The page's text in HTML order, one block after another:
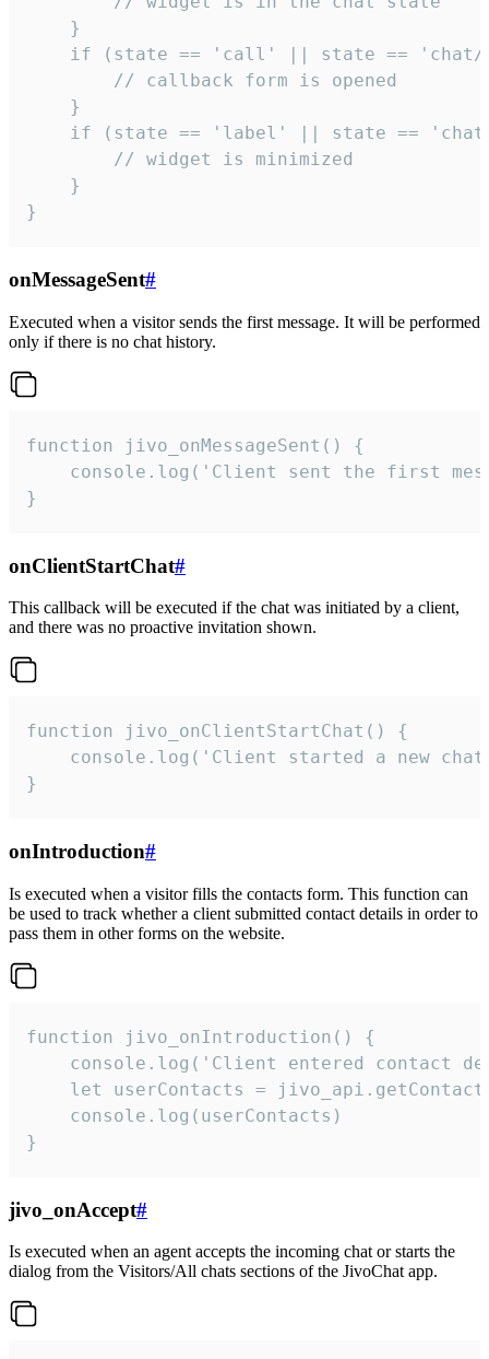
    }
if (state == 'call' || state ==
        // callback form is opened
    }
if (state == 'label' || state ==
        // widget is minimized
    }
}
onMessageSent#
Executed when a visitor sends the first message. It will be performed
only if there is no chat history.
function jivo_onMessageSent() {
console.log('Client sent the first
}
onClientStartChat#
This callback will be executed if the chat was initiated by a client,
and there was no proactive invitation shown.
function jivo_onClientStartChat() {
console.log('Client started a new
}
onIntroduction#
Is executed when a visitor fills the contacts form. This function can
be used to track whether a client submitted contact details in order to
pass them in other forms on the website.
function jivo_onIntroduction() {
console.log('Client entered contact
let userContacts =
    console.log(userContacts)
}
jivo_onAccept#
Is executed when an agent accepts the incoming chat or starts the
dialog from the Visitors/All chats sections of the JivoChat app.